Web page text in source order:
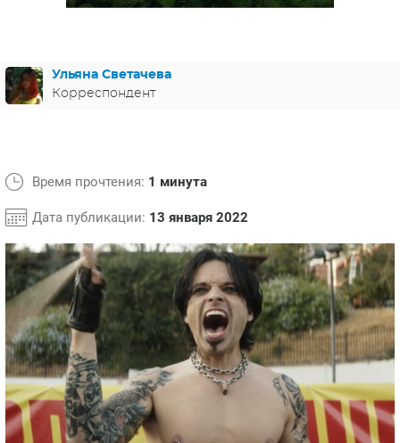
Ульяна Светачева
Корреспондент
Время прочтения: 1 минута
Дата публикации: 13 января 2022